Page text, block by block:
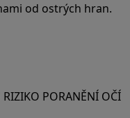
od ostrých hran.
RIZIKO PORANĚNÍ OČÍ